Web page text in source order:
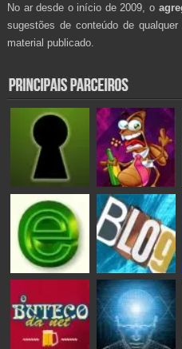
No ar desde o início de 2009, o
sugestões de conteúdo de qualquer
material publicado.